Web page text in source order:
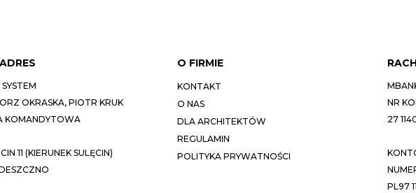
OKRASKA, PIOTR KRUK
KOMANDYTOWA
11 (KIERUNEK SULĘCIN)
O FIRMIE
KONTAKT
O NAS
DLA ARCHITEKTÓW
REGULAMIN
POLITYKA PRYWATNOŚCI
NR
27
PL97